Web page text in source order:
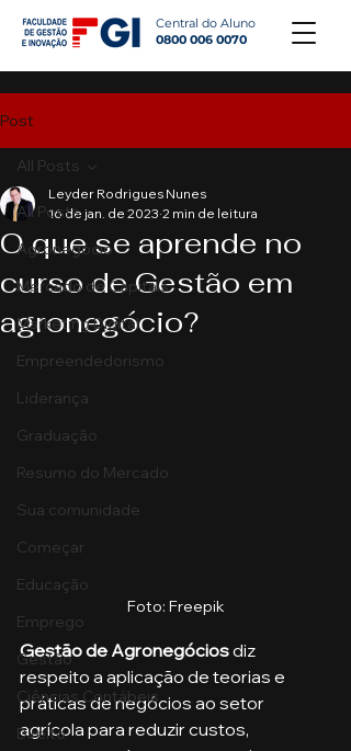
Central do Aluno
0800 006 0070
Post
All Posts
Agronegócio
Mercado de Capitais
Marketing Digital
Empreendedorismo
Liderança
Graduação
Resumo do Mercado
Sua comunidade
Começar
Educação
Emprego
Gestão
Ciências Contábeis
Direito
All Posts
O que se aprende no
curso de Gestão em
agronegócio?
Leyder Rodrigues Nunes
16 de jan. de 2023 2 min de leitura
Foto: Freepik
Gestão de Agronegócios diz
respeito a aplicação de teorias e
práticas de negócios ao setor
agrícola para reduzir custos,